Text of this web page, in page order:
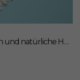
Helicobacter pylori: Gesundheitsrisiken und natürliche Heilmittel